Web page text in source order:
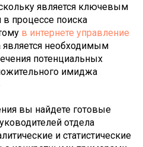
является ключевым
процессе поиска
в интернете управление
является необходимым
потенциальных
имиджа
вы найдете готовые
отдела
и статистические